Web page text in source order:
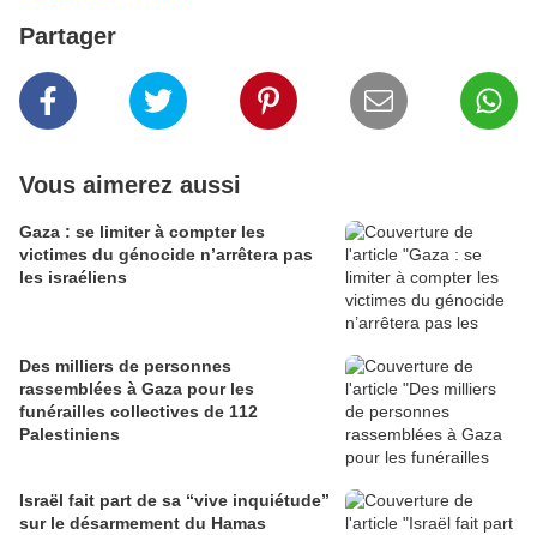
Partager
Vous aimerez aussi
Gaza : se limiter à compter les
victimes du génocide n’arrêtera pas
les israéliens
Des milliers de personnes
rassemblées à Gaza pour les
funérailles collectives de 112
Palestiniens
Israël fait part de sa “vive inquiétude”
sur le désarmement du Hamas